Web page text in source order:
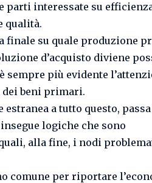
interessate su
qualità.
finale su quale produzione
d’acquisto diviene
sempre più evidente
dei beni primari.
a tutto questo,
logiche che sono
alla fine, i nodi
comune per riportare